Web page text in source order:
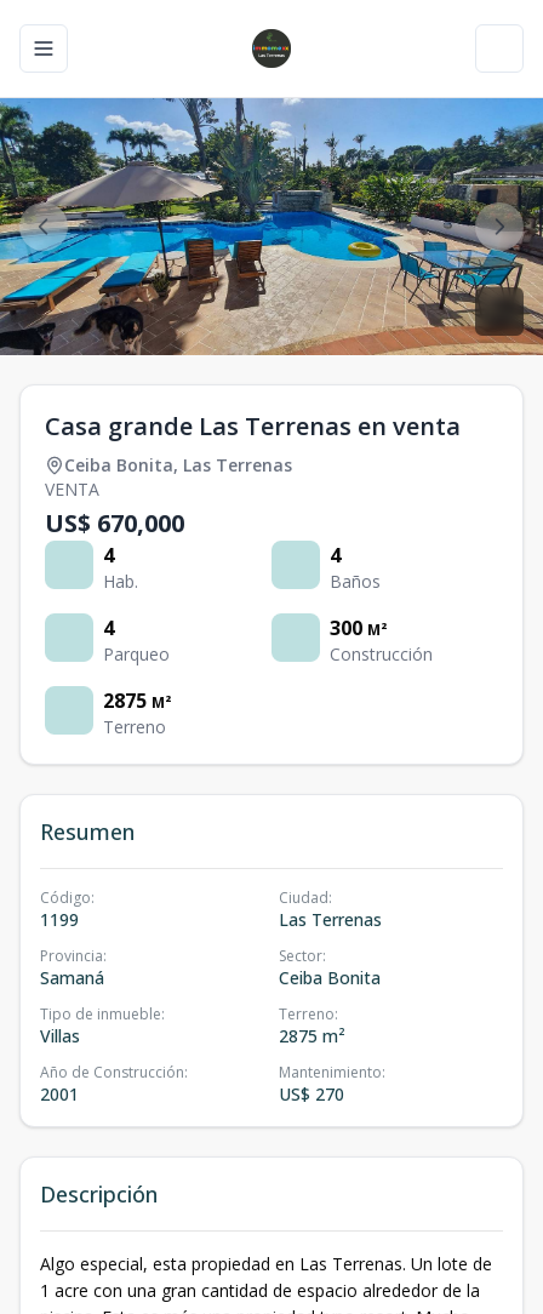
Toggle navigation menu
Casa grande Las Terrenas en venta
Ceiba Bonita, Las Terrenas
VENTA
US$ 670,000
4
Hab.
4
Baños
4
Parqueo
300 M²
Construcción
2875 M²
Terreno
Resumen
Código:
1199
Ciudad:
Las Terrenas
Provincia:
Samaná
Sector:
Ceiba Bonita
Tipo de inmueble:
Villas
Terreno:
2875 m²
Año de Construcción:
2001
Mantenimiento:
US$ 270
Descripción
Algo especial, esta propiedad en Las Terrenas. Un lote de
1 acre con una gran cantidad de espacio alrededor de la